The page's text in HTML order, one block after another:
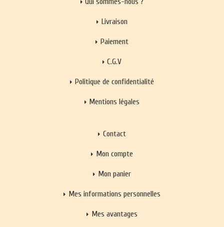
Livraison
Paiement
C.G.V
Politique de confidentialité
Mentions légales
Contact
Mon compte
Mon panier
Mes informations personnelles
Mes avantages